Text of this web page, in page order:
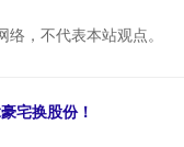
，不代表本站观点。
宅换股份！